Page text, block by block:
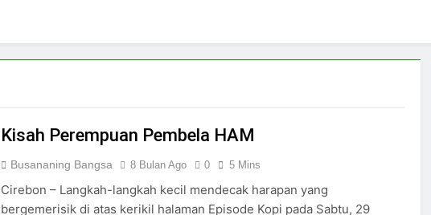
Kisah Perempuan Pembela HAM
Busananing Bangsa 8 Bulan Ago 0 5 Mins
Cirebon – Langkah-langkah kecil mendecak harapan yang
bergemerisik di atas kerikil halaman Episode Kopi pada Sabtu, 29